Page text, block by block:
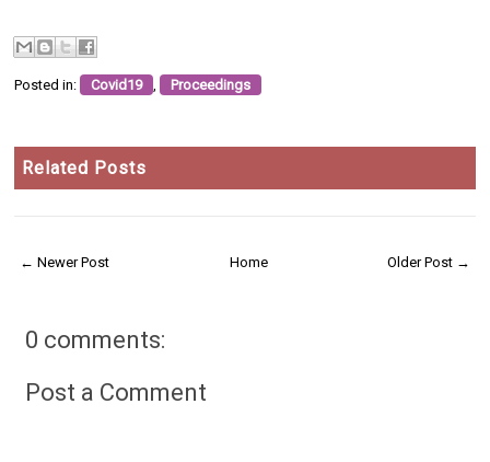
Posted in: Covid19 , Proceedings
Related Posts
← Newer Post Older Post →
Home
0 comments:
Post a Comment